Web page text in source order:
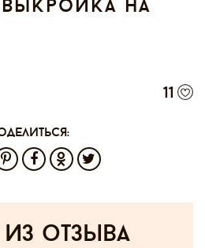
выкройка на
11
из отзыва